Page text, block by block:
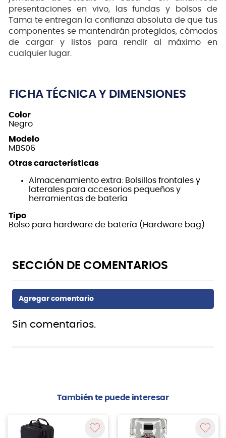
presentaciones en vivo, las fundas y bolsos de
Tama te entregan la confianza absoluta de que tus
componentes se mantendrán protegidos, cómodos
de cargar y listos para rendir al máximo en
cualquier lugar.
FICHA TÉCNICA Y DIMENSIONES
Color
Negro
Modelo
MBS06
Otras características
Almacenamiento extra: Bolsillos frontales y
laterales para accesorios pequeños y
herramientas de batería
Tipo
Bolso para hardware de batería (Hardware bag)
Sin comentarios.
También te puede interesar